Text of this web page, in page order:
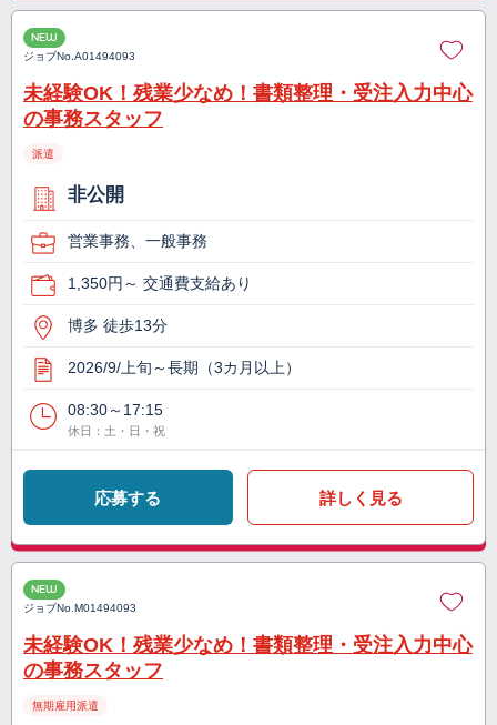
NEW
ジョブNo.A01494093
未経験OK！残業少なめ！書類整理・受注入力中心
の事務スタッフ
派遣
非公開
営業事務、一般事務
1,350円～ 交通費支給あり
博多 徒歩13分
2026/9/上旬～長期（3カ月以上）
08:30～17:15
休日：土・日・祝
応募する 詳しく見る
NEW
ジョブNo.M01494093
未経験OK！残業少なめ！書類整理・受注入力中心
の事務スタッフ
無期雇用派遣